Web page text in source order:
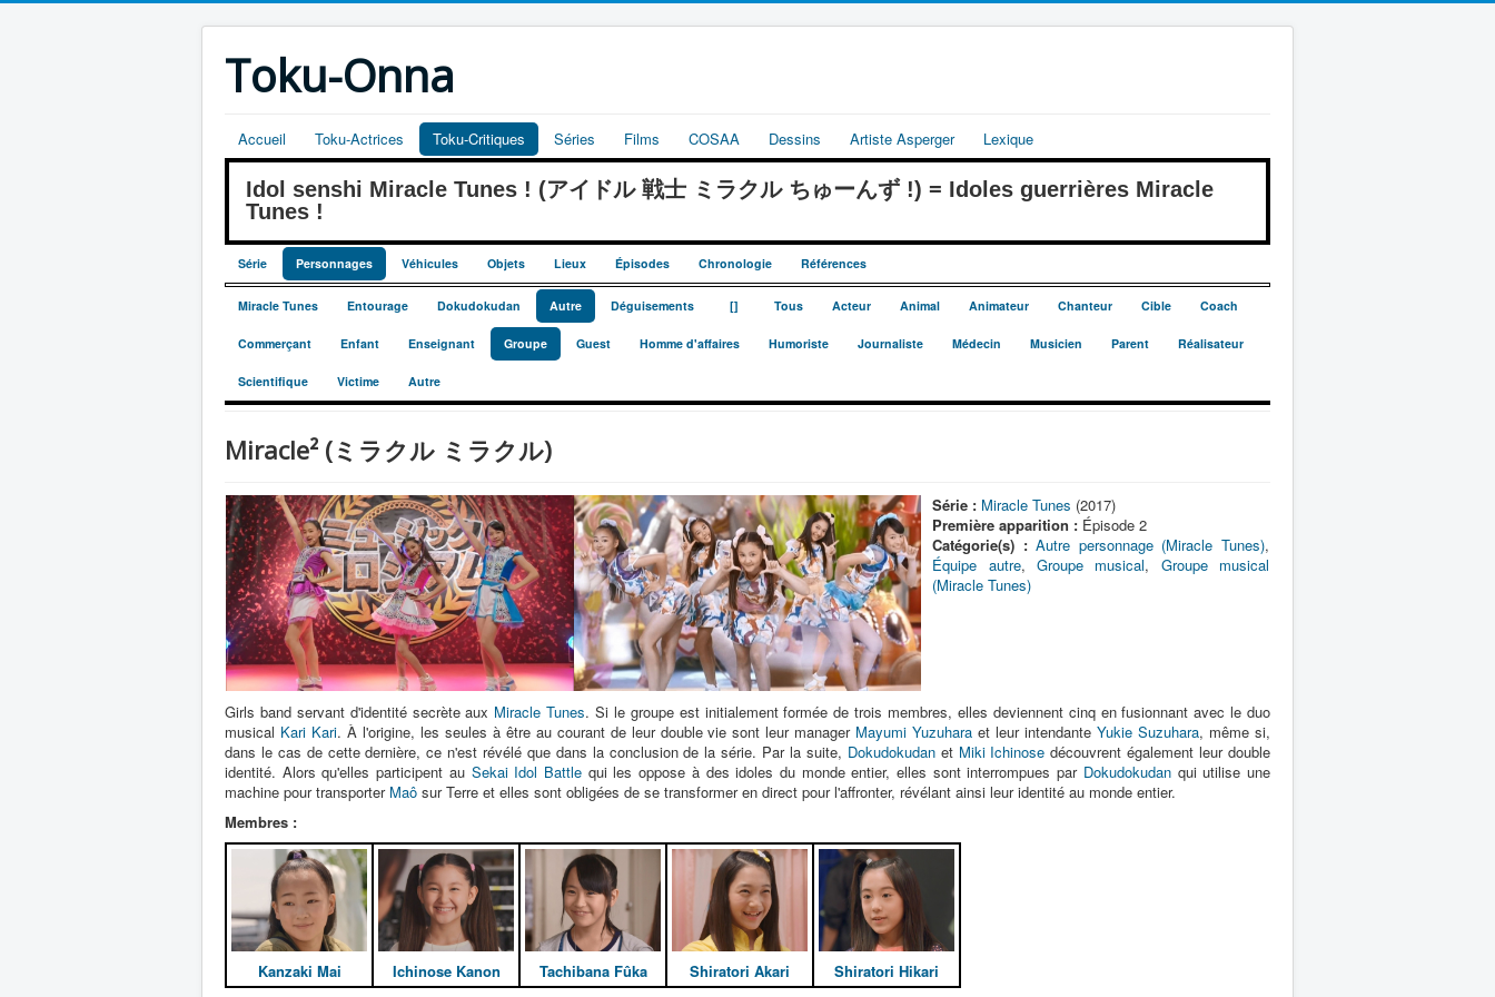
Toku-Onna
Accueil Toku-Actrices Toku-Critiques Séries Films COSAA Dessins Artiste Asperger Lexique
Idol senshi Miracle Tunes ! (アイドル 戦士 ミラクル ちゅーんず !) = Idoles guerrières Miracle
Tunes !
Série Personnages Véhicules Objets Lieux Épisodes Chronologie Références
Miracle Tunes Entourage Dokudokudan Autre Déguisements [] Tous Acteur Animal Animateur Chanteur Cible Coach
Commerçant Enfant Enseignant Groupe Guest Homme d'affaires Humoriste Journaliste Médecin Musicien Parent Réalisateur
Scientifique Victime Autre
Miracle² (ミラクル ミラクル)
Série : Miracle Tunes (2017)
Première apparition : Épisode 2
Catégorie(s) : Autre personnage (Miracle Tunes),
Équipe autre, Groupe musical, Groupe musical
(Miracle Tunes)
Girls band servant d'identité secrète aux Miracle Tunes. Si le groupe est initialement formée de trois membres, elles deviennent cinq en fusionnant avec le duo
musical Kari Kari. À l'origine, les seules à être au courant de leur double vie sont leur manager Mayumi Yuzuhara et leur intendanteYukie Suzuhara, même si,
dans le cas de cette dernière, ce n'est révélé que dans la conclusion de la série. Par la suite, Dokudokudanet Miki Ichinose découvrent également leur double
identité. Alors qu'elles participent au Sekai Idol Battlequi les oppose à des idoles du monde entier, elles sont interrompues par Dokudokudanqui utilise une
machine pour transporter Maô sur Terre et elles sont obligées de se transformer en direct pour l'affronter, révélant ainsi leur identité au monde entier.
Membres :
Kanzaki Mai Ichinose Kanon Tachibana Fûka Shiratori Akari Shiratori Hikari